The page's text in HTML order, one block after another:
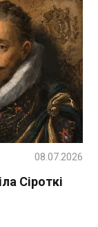
Сіроткі
08.07.2026